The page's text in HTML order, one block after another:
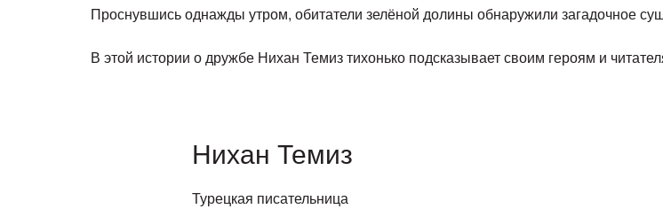
Проснувшись однажды утром, обитатели зелёной долины обнаружили загадочное
В этой истории о дружбе Нихан Темиз тихонько подсказывает своим героям и
Нихан Темиз
Турецкая писательница